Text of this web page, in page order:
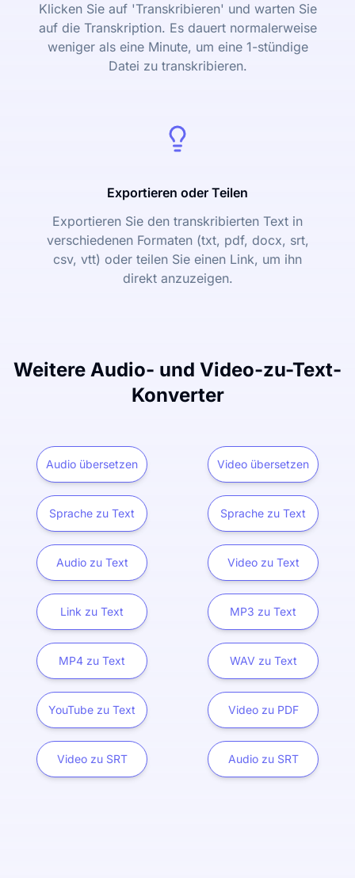
Klicken Sie auf 'Transkribieren' und warten Sie
auf die Transkription. Es dauert normalerweise
weniger als eine Minute, um eine 1-stündige
Datei zu transkribieren.
Exportieren oder Teilen
Exportieren Sie den transkribierten Text in
verschiedenen Formaten (txt, pdf, docx, srt,
csv, vtt) oder teilen Sie einen Link, um ihn
direkt anzuzeigen.
Weitere Audio- und Video-zu-Text-
Konverter
Audio übersetzen Video übersetzen
Sprache zu Text Sprache zu Text
Audio zu Text Video zu Text
Link zu Text MP3 zu Text
MP4 zu Text WAV zu Text
YouTube zu Text Video zu PDF
Video zu SRT Audio zu SRT